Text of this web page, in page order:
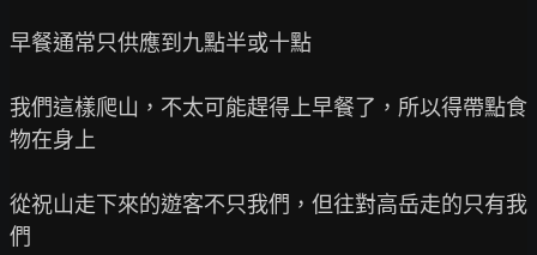
早餐通常只供應到九點半或十點
我們這樣爬山，不太可能趕得上早餐了，所以得帶點食
物在身上
從祝山走下來的遊客不只我們，但往對高岳走的只有我
們